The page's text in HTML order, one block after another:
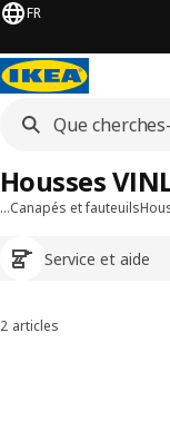
FR
…Canapés et fauteuils
Service et aide
Housses
Trier et filtrer
2 articles